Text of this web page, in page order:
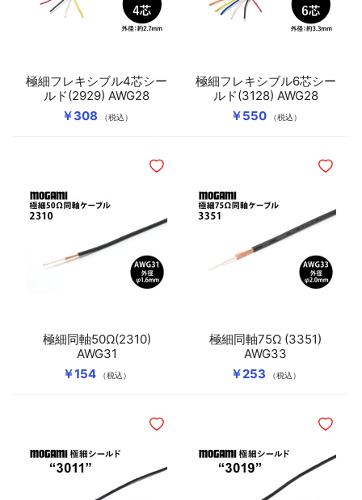
￥308 （税込）
極細フレキシブル4芯シー
ルド(2929) AWG28
￥550 （税込）
極細フレキシブル6芯シー
ルド(3128) AWG28
￥154 （税込）
極細同軸50Ω(2310)
AWG31
ほしいものリストに追加
￥253 （税込）
極細同軸75Ω (3351)
AWG33
ほしい
ほしいものリストに追加 ほしい